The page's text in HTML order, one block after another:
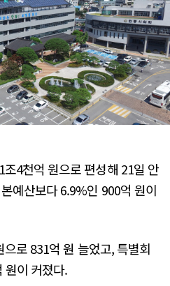
4천억 원으로 편성해 21일 안
예산보다 6.9%인 900억 원이
로 831억 원 늘었고, 특별회
원이 커졌다.